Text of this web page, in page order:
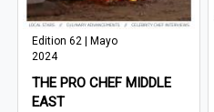
Edition 62 | Mayo
2024
THE PRO CHEF MIDDLE
EAST